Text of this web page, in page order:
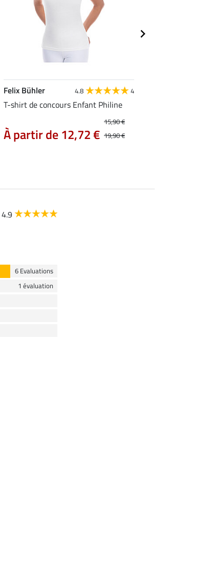
Felix Bühler 4.8 4
T-shirt de concours Enfant Philine
15,90 €
19,90 €
À partir de 12,72 €
4.9
6 Evaluations
1 évaluation